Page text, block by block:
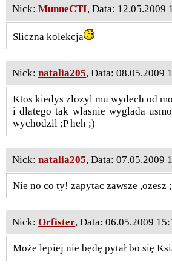
Nick: MunneCTI, Data: 12.05.2009
Sliczna kolekcja
Nick: natalia205, Data: 08.05.2009
Ktos kiedys zlozyl mu wydech od
i dlatego tak wlasnie wyglada
wychodzil ;P heh ;)
Nick: natalia205, Data: 07.05.2009
Nie no co ty! zapytac zawsze ,ozesz
Nick: Orfister, Data: 06.05.2009
Może lepiej nie będę pytał bo się